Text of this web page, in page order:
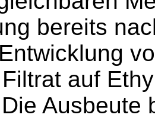
bereits
auf
Ausbeute